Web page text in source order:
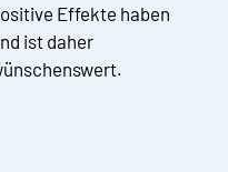
Effekte haben
ist daher